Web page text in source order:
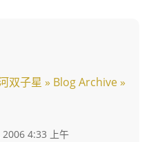
双子星 » Blog Archive »
2006 4:33 上午